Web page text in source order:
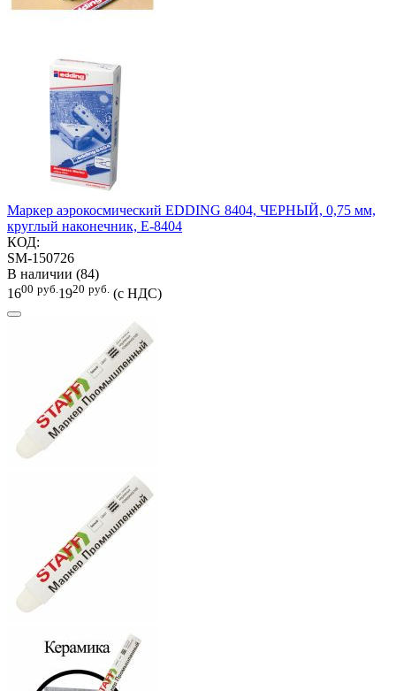
Маркер аэрокосмический EDDING 8404, ЧЕРНЫЙ, 0,75 мм,
круглый наконечник, E-8404
КОД:
SM-150726
В наличии (84)
1600 руб. 1920 руб. (с НДС)